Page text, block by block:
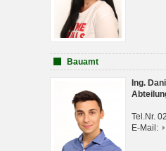
Bauamt
Ing.
Tel.Nr.
E-Mail: